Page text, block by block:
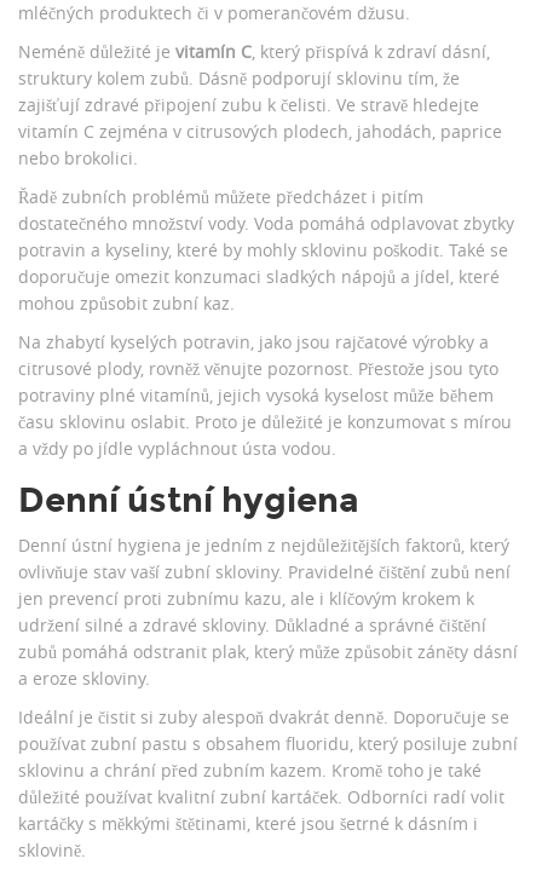
mléčných produktech či v pomerančovém džusu.
Neméně důležité je vitamín C, který přispívá k zdraví dásní,
struktury kolem zubů. Dásně podporují sklovinu tím, že
zajišťují zdravé připojení zubu k čelisti. Ve stravě hledejte
vitamín C zejména v citrusových plodech, jahodách, paprice
nebo brokolici.
Řadě zubních problémů můžete předcházet i pitím
dostatečného množství vody. Voda pomáhá odplavovat zbytky
potravin a kyseliny, které by mohly sklovinu poškodit. Také se
doporučuje omezit konzumaci sladkých nápojů a jídel, které
mohou způsobit zubní kaz.
Na zhabytí kyselých potravin, jako jsou rajčatové výrobky a
citrusové plody, rovněž věnujte pozornost. Přestože jsou tyto
potraviny plné vitamínů, jejich vysoká kyselost může během
času sklovinu oslabit. Proto je důležité je konzumovat s mírou
a vždy po jídle vypláchnout ústa vodou.
Denní ústní hygiena
Denní ústní hygiena je jedním z nejdůležitějších faktorů, který
ovlivňuje stav vaší zubní skloviny. Pravidelné čištění zubů není
jen prevencí proti zubnímu kazu, ale i klíčovým krokem k
udržení silné a zdravé skloviny. Důkladné a správné čištění
zubů pomáhá odstranit plak, který může způsobit záněty dásní
a eroze skloviny.
Ideální je čistit si zuby alespoň dvakrát denně. Doporučuje se
používat zubní pastu s obsahem fluoridu, který posiluje zubní
sklovinu a chrání před zubním kazem. Kromě toho je také
důležité používat kvalitní zubní kartáček. Odborníci radí volit
kartáčky s měkkými štětinami, které jsou šetrné k dásním i
sklovině.